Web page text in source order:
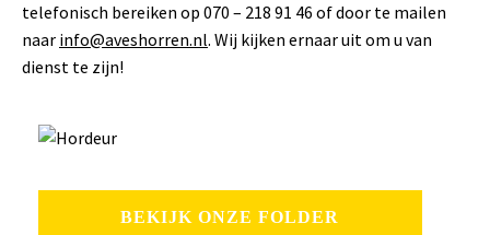
telefonisch bereiken op 070 – 218 91 46 of door te mailen
naar info@aveshorren.nl. Wij kijken ernaar uit om u van
dienst te zijn!
BEKIJK ONZE FOLDER